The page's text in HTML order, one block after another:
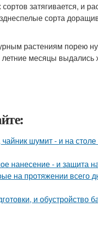
затягивается, и
сорта
растениям порею
летние месяцы
шумит - и на
нанесение - и защита
на протяжении всего
и обустройство